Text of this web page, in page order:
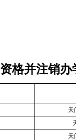
格并注销
天
天